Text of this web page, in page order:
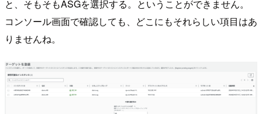
と、そもそもASGを選択する。ということができません。
コンソール画面で確認しても、どこにもそれらしい項目はあ
りませんね。